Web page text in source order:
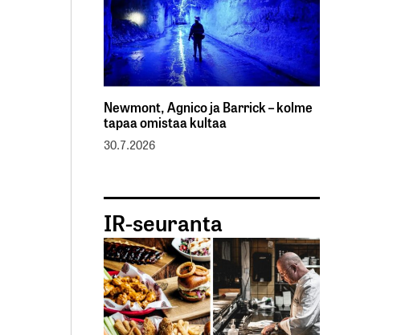
Newmont, Agnico ja Barrick – kolme
tapaa omistaa kultaa
30.7.2026
IR-seuranta